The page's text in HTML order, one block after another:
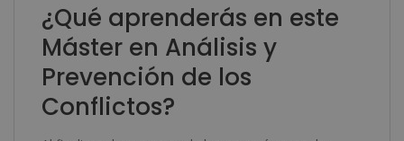
¿Qué aprenderás en este
Máster en Análisis y
Prevención de los
Conflictos?